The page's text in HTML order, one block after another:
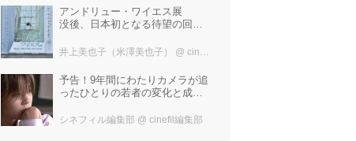
ン』！
アンドリュー・ワイエス展
没後、日本初となる待望の回顧
は？ 独自の精神世界を描く 豊
23日まで開催！
井上美也子（米澤美也子） @ cinefil編集部
予告！9年間にわたりカメラが追
ったひとりの若者の変化と成長
戻るとき 空と木の実の9年間』
シネフィル編集部 @ cinefil編集部